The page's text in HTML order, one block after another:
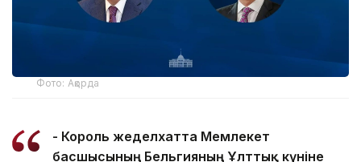
Фото: Ақорда
- Король жеделхатта Мемлекет
басшысының Бельгияның Ұлттық күніне